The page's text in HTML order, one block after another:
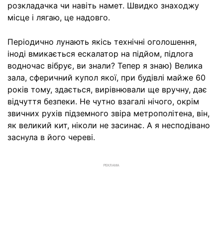
розкладачка чи навіть намет. Швидко знаходжу
місце і лягаю, це надовго.
Періодично лунають якісь технічні оголошення,
іноді вмикається ескалатор на підйом, підлога
водночас вібрує, ви знали? Тепер я знаю) Велика
зала, сферичний купол якої, при будівлі майже 60
років тому, здається, вирівнювали ще вручну, дає
відчуття безпеки. Не чутно взагалі нічого, окрім
звичних рухів підземного звіра метрополітена, він,
як великий кит, ніколи не засинає. А я несподівано
заснула в його череві.
РЕКЛАМА